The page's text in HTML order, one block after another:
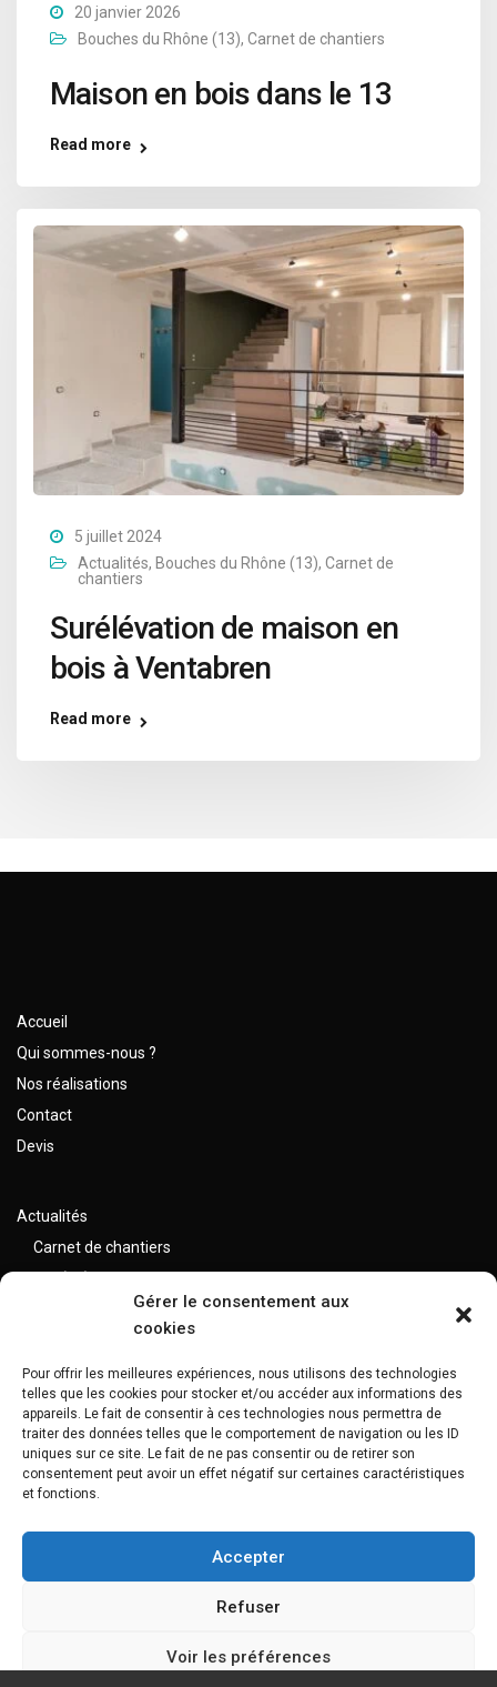
Gérer le consentement aux
cookies
Pour offrir les meilleures expériences, nous utilisons des technologies
telles que les cookies pour stocker et/ou accéder aux informations des
appareils. Le fait de consentir à ces technologies nous permettra de
traiter des données telles que le comportement de navigation ou les ID
uniques sur ce site. Le fait de ne pas consentir ou de retirer son
consentement peut avoir un effet négatif sur certaines caractéristiques
et fonctions.
Accepter
Refuser
Voir les préférences
20 janvier 2026
Bouches du Rhône (13), Carnet de chantiers
Maison en bois dans le 13
Read more
5 juillet 2024
Actualités, Bouches du Rhône (13), Carnet de
chantiers
Surélévation de maison en
bois à Ventabren
Read more
Accueil
Qui sommes-nous ?
Nos réalisations
Contact
Devis
Actualités
Carnet de chantiers
Alpes Maritimes (06)
Nos réalisations
Extérieurs
Intérieurs
Lexique
Mentions légales
Maison Bois Côté Sud, 400 Chem. de l'Aubère, 13100 Aix-en-